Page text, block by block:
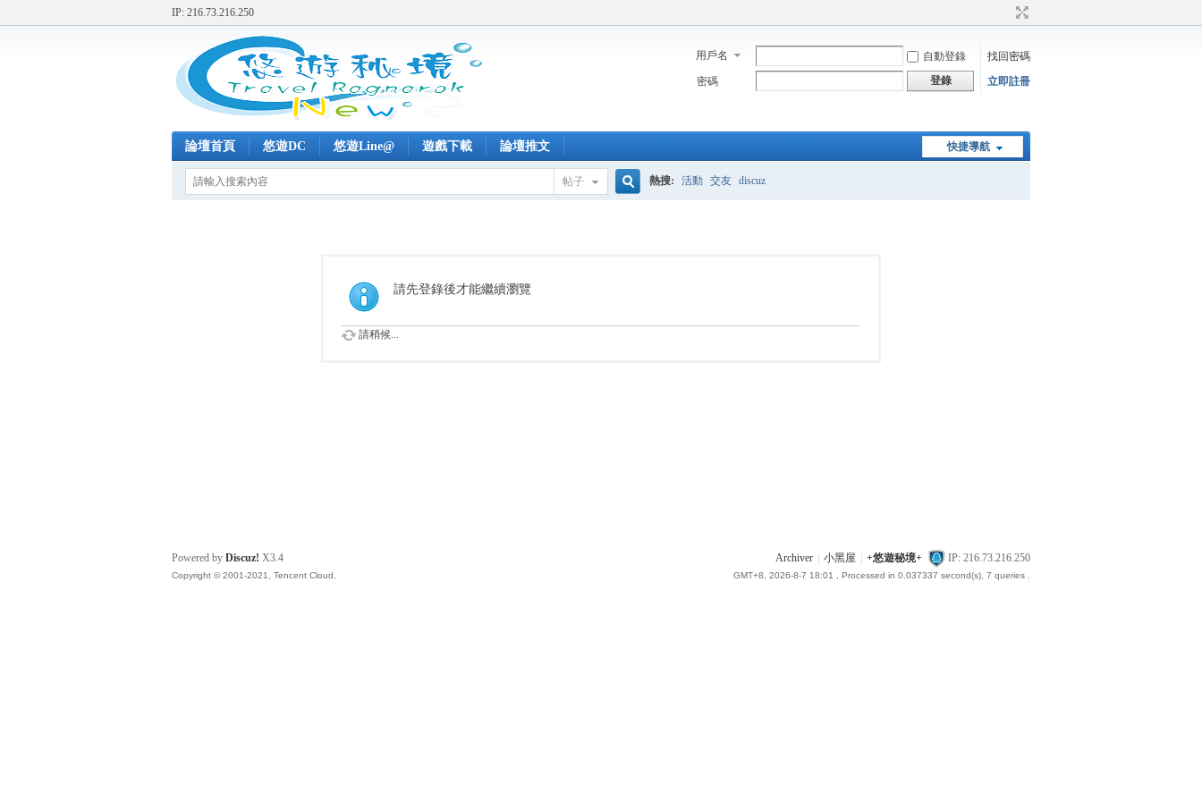
IP: 216.73.216.250
用戶名 自動登錄
找回密碼
密碼
登錄 立即註冊
快捷導航
論壇首頁 悠遊DC 悠遊Line@ 遊戲下載 論壇推文
帖子 熱搜: 活動 交友 discuz
請先登錄後才能繼續瀏覽
請稍候...
Archiver 小黑屋 +悠遊秘境+ IP: 216.73.216.250
GMT+8, 2026-8-7 18:01 , Processed in 0.037337 second(s), 7 queries .
Powered by Discuz! X3.4
Copyright © 2001-2021, Tencent Cloud.